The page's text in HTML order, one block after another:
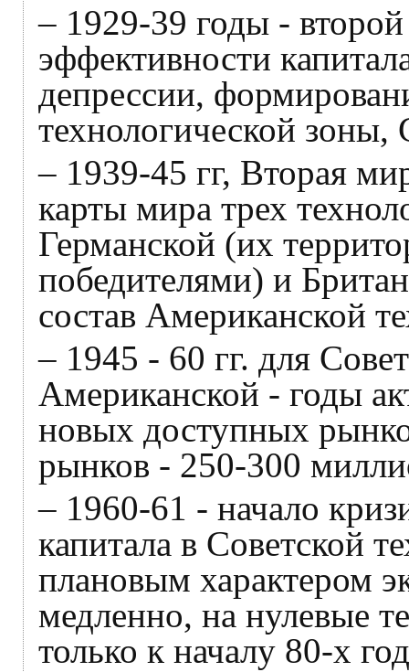
– 1929-39 годы -
эффективности
депрессии,
технологической зоны,
– 1939-45 гг, Вторая
карты мира трех
Германской (их
победителями) и
состав Американской
– 1945 - 60 гг. для
Американской - годы
новых доступных
рынков - 250-300
– 1960-61 - начало
капитала в Советской
плановым характером
медленно, на нулевые
только к началу 80-х